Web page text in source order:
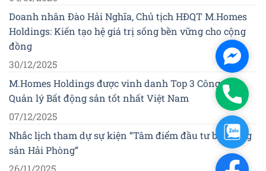
Doanh nhân Đào Hải Nghĩa, Chủ tịch HĐQT M.Homes
Holdings: Kiến tạo hệ giá trị sống bền vững cho cộng
đồng
30/12/2025
M.Homes Holdings được vinh danh Top 3 Công ty
Quản lý Bất động sản tốt nhất Việt Nam
07/12/2025
Nhắc lịch tham dự sự kiện “Tâm điểm đầu tư bất động
sản Hải Phòng”
26/11/2025
Phone
Zalo